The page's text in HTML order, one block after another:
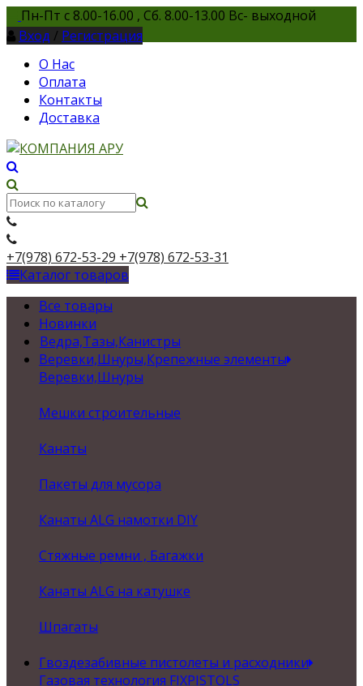
Пн-Пт с 8.00-16.00 , Сб. 8.00-13.00 Вс- выходной
Вход / Регистрация
О Нас
Оплата
Контакты
Доставка
+7(978) 672-53-29 +7(978) 672-53-31
Каталог товаров
Все товары
Новинки
Ведра,Тазы,Канистры
Веревки,Шнуры,Крепежные элементы
Веревки,Шнуры
Мешки строительные
Канаты
Пакеты для мусора
Канаты ALG намотки DIY
Стяжные ремни , Багажки
Канаты ALG на катушке
Шпагаты
Гвоздезабивные пистолеты и расходники
Газовая технология FIXPISTOLS